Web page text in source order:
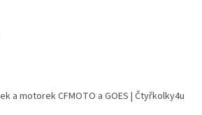
a motorek CFMOTO a GOES | Čtyřkolky4u